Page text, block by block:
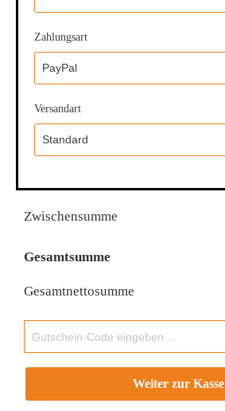
Zahlungsart
Versandart
Zwischensumme
Gesamtsumme
Gesamtnettosumme
Weiter zur Kasse